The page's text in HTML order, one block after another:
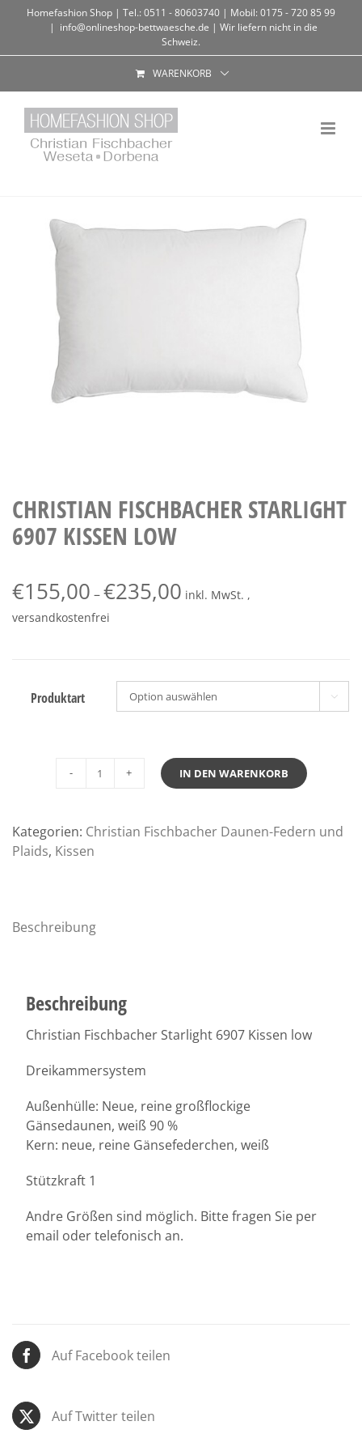
Homefashion Shop | Tel.: 0511 - 80603740 | Mobil: 0175 - 720 85 99
| info@onlineshop-bettwaesche.de | Wir liefern nicht in die
Schweiz.
WARENKORB
CHRISTIAN FISCHBACHER STARLIGHT
6907 KISSEN LOW
€155,00 –€235,00 inkl. MwSt. ,
versandkostenfrei
Produktart 
Christian
6907
IN DEN WARENKORB
Kategorien: Christian Fischbacher Daunen-Federn und
Plaids, Kissen
Beschreibung
Beschreibung
Christian Fischbacher Starlight 6907 Kissen low
Dreikammersystem
Außenhülle: Neue, reine großflockige
Gänsedaunen, weiß 90 %
Kern: neue, reine Gänsefederchen, weiß
Stützkraft 1
Andre Größen sind möglich. Bitte fragen Sie per
email oder telefonisch an.
Auf Facebook teilen
Auf Twitter teilen